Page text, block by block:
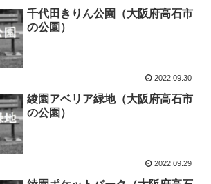
千代田きりん公園（大阪府高石市
の公園）
2022.09.30
綾園アベリア緑地（大阪府高石市
の公園）
2022.09.29